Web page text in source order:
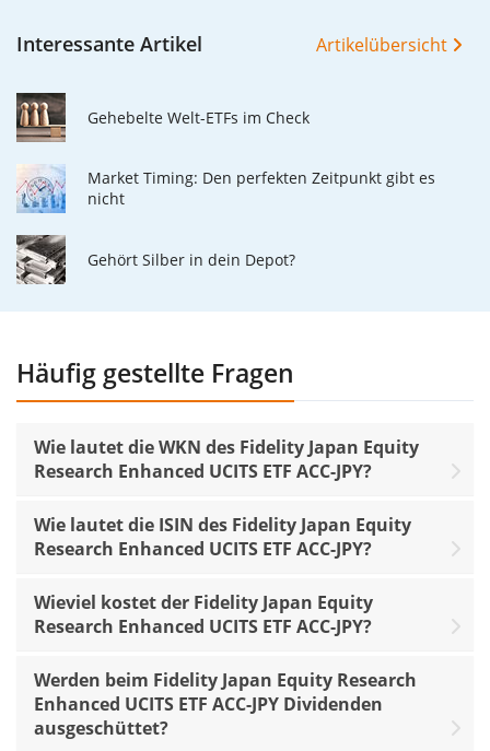
Interessante Artikel Artikelübersicht
Gehebelte Welt-ETFs im Check
Market Timing: Den perfekten Zeitpunkt gibt es
nicht
Gehört Silber in dein Depot?
Häufig gestellte Fragen
Wie lautet die WKN des Fidelity Japan Equity
Research Enhanced UCITS ETF ACC-JPY?
Wie lautet die ISIN des Fidelity Japan Equity
Research Enhanced UCITS ETF ACC-JPY?
Wieviel kostet der Fidelity Japan Equity
Research Enhanced UCITS ETF ACC-JPY?
Werden beim Fidelity Japan Equity Research
Enhanced UCITS ETF ACC-JPY Dividenden
ausgeschüttet?